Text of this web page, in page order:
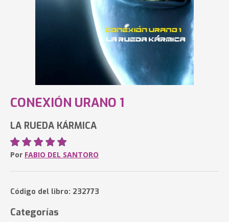
CONEXIÓN URANO 1
LA RUEDA KÁRMICA
Por FABIO DEL SANTORO
Código del libro: 232773
Categorías